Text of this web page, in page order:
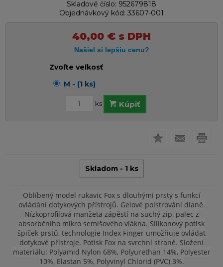
Skladové číslo: 952679818
Objednávkový kód: 33607-001
40,00 € s DPH
Zvoľte veľkosť
M - (1 ks)
ks Kúpiť
Skladom - 1 ks
Oblíbený model rukavic Fox s dlouhými prsty s funkcí
ovládání dotykových přístrojů. Gelové polstrování dlaně.
Nízkoprofilová manžeta zápěstí na suchý zip, palec z
absorbčního mikro semišového vlákna. Silikonový potisk
špiček prstů, technologie Index Finger umožňuje ovládat
dotykové přístroje. Potisk Fox na svrchní straně. Složení
materiálu: Polyamid Nylon 68%, Polyurethan 14%, Polyester
10%, Elastan 5%, Polyvinyl Chlorid (PVC) 3%.